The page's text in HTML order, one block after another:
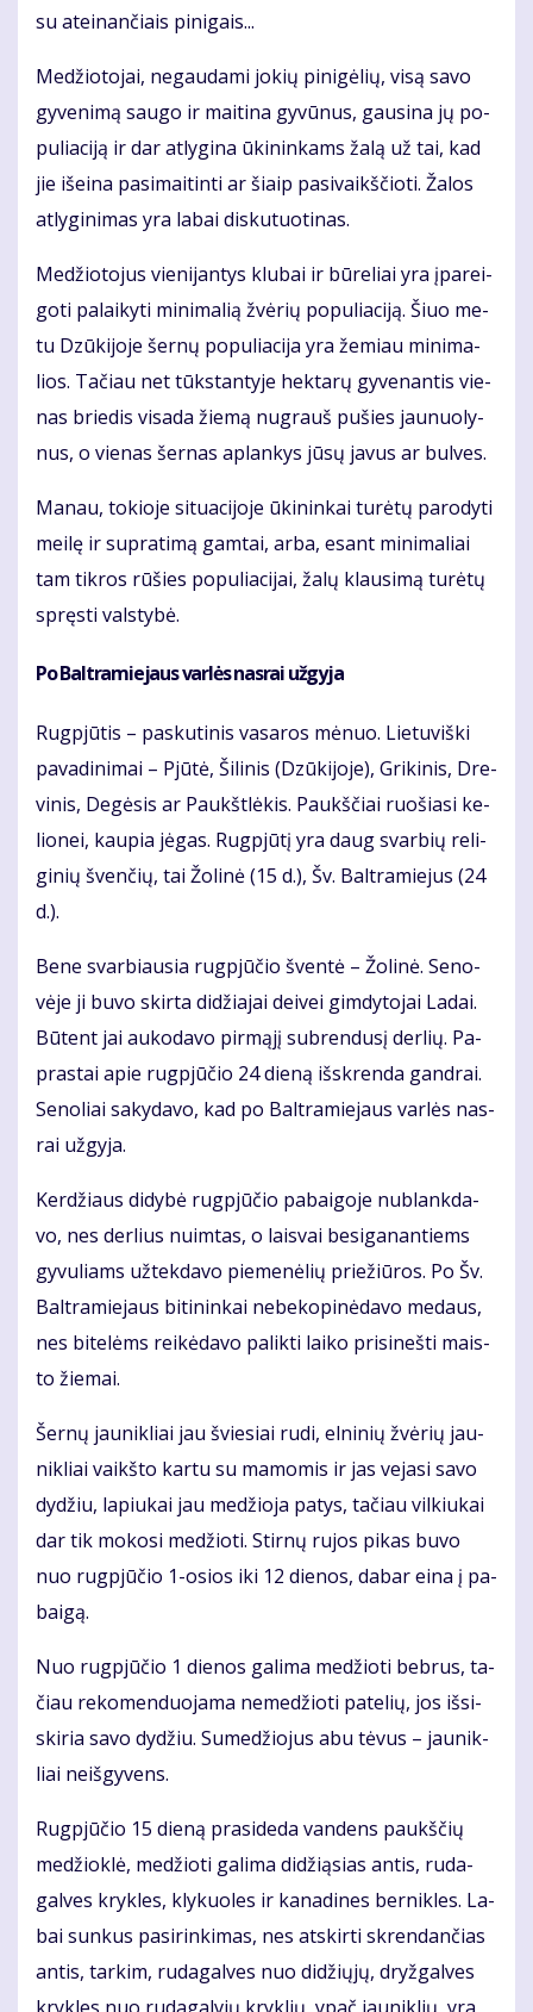
su at­ei­nan­čiais pi­ni­gais...
Me­džio­to­jai, ne­gau­da­mi jo­kių pi­ni­gė­lių, vi­są sa­vo
gy­ve­ni­mą sau­go ir mai­ti­na gy­vū­nus, gau­si­na jų po­
pu­lia­ci­ją ir dar at­ly­gi­na ūki­nin­kams ža­lą už tai, kad
jie iš­ei­na pa­si­mai­tin­ti ar šiaip pa­si­vaikš­čio­ti. Ža­los
at­ly­gi­ni­mas yra la­bai dis­ku­tuo­ti­nas.
Me­džio­to­jus vie­ni­jan­tys klu­bai ir bū­re­liai yra įpa­rei­
go­ti pa­lai­ky­ti mi­ni­ma­lią žvė­rių po­pu­lia­ci­ją. Šiuo me­
tu Dzū­ki­jo­je šer­nų po­pu­lia­ci­ja yra že­miau mi­ni­ma­
lios. Ta­čiau net tūks­tan­ty­je hek­ta­rų gy­ve­nan­tis vie­
nas brie­dis vi­sa­da žie­mą nu­grauš pu­šies jau­nuo­ly­
nus, o vie­nas šer­nas ap­lan­kys jū­sų ja­vus ar bul­ves.
Ma­nau, to­kio­je si­tu­a­ci­jo­je ūki­nin­kai tu­rė­tų pa­ro­dy­ti
mei­lę ir su­pra­ti­mą gam­tai, ar­ba, esant mi­ni­ma­liai
tam tik­ros rū­šies po­pu­lia­ci­jai, ža­lų klau­si­mą tu­rė­tų
spręs­ti vals­ty­bė.
Po Bal­tra­mie­jaus var­lės nas­rai už­gy­ja
Rug­pjū­tis – pas­ku­ti­nis va­sa­ros mė­nuo. Lie­tu­viš­ki
pa­va­di­ni­mai – Pjū­tė, Ši­li­nis (Dzū­ki­jo­je), Gri­ki­nis, Dre­
vi­nis, De­gė­sis ar Paukšt­lė­kis. Paukš­čiai ruo­šia­si ke­
lio­nei, kau­pia jė­gas. Rug­pjū­tį yra daug svar­bių re­li­
gi­nių šven­čių, tai Žo­li­nė (15 d.), Šv. Bal­tra­mie­jus (24
d.).
Be­ne svar­biau­sia rug­pjū­čio šven­tė – Žo­li­nė. Se­no­
vė­je ji bu­vo skir­ta di­džia­jai dei­vei gim­dy­to­jai La­dai.
Bū­tent jai au­ko­da­vo pir­mą­jį su­bren­du­sį der­lių. Pa­
pras­tai apie rug­pjū­čio 24 die­ną iš­skren­da gan­drai.
Se­no­liai sa­ky­da­vo, kad po Bal­tra­mie­jaus var­lės nas­
rai už­gy­ja.
Ker­džiaus di­dy­bė rug­pjū­čio pa­bai­go­je nu­blank­da­
vo, nes der­lius nuim­tas, o lais­vai be­si­ga­nan­tiems
gy­vu­liams už­tek­da­vo pie­me­nė­lių prie­žiū­ros. Po Šv.
Bal­tra­mie­jaus bi­ti­nin­kai ne­be­ko­pi­nė­da­vo me­daus,
nes bi­te­lėms rei­kė­da­vo pa­lik­ti lai­ko pri­si­neš­ti mais­
to žie­mai.
Šer­nų jau­nik­liai jau švie­siai ru­di, el­ni­nių žvė­rių jau­
nik­liai vaikš­to kar­tu su ma­mo­mis ir jas ve­ja­si sa­vo
dy­džiu, la­piu­kai jau me­džio­ja pa­tys, ta­čiau vil­kiu­kai
dar tik mo­ko­si me­džio­ti. Stir­nų ru­jos pi­kas bu­vo
nuo rug­pjū­čio 1-osios iki 12 die­nos, da­bar ei­na į pa­
bai­gą.
Nuo rug­pjū­čio 1 die­nos ga­li­ma me­džio­ti beb­rus, ta­
čiau re­ko­men­duo­ja­ma ne­me­džio­ti pa­te­lių, jos iš­si­
ski­ria sa­vo dy­džiu. Su­me­džio­jus abu tė­vus – jau­nik­
liai ne­iš­gy­vens.
Rug­pjū­čio 15 die­ną pra­si­de­da van­dens paukš­čių
me­džiok­lė, me­džio­ti ga­li­ma di­dži­ą­sias an­tis, ru­da­
gal­ves kryk­les, kly­kuo­les ir ka­na­di­nes ber­nik­les. La­
bai sun­kus pa­si­rin­ki­mas, nes at­skir­ti skren­dan­čias
an­tis, tar­kim, ru­da­gal­ves nuo di­džių­jų, dryž­gal­ves